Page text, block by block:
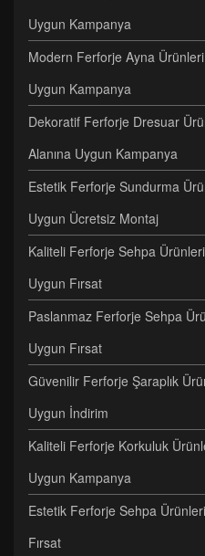
Uygun Kampanya
Modern Ferforje Ayna
Uygun Kampanya
Dekoratif Ferforje Dresuar
Alanına Uygun Kampanya
Estetik Ferforje Sundurma
Uygun Ücretsiz Montaj
Kaliteli Ferforje Sehpa
Uygun Fırsat
Paslanmaz Ferforje Sehpa
Uygun Fırsat
Güvenilir Ferforje Şaraplık
Uygun İndirim
Kaliteli Ferforje Korkuluk
Uygun Kampanya
Estetik Ferforje Sehpa
Fırsat